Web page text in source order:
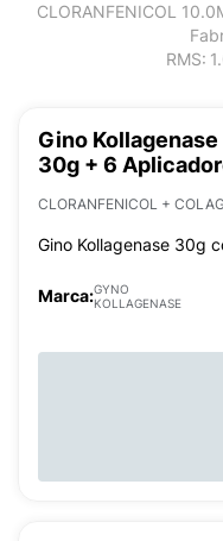
CLORANFENICOL
RMS:
Gino
30g + 6
CLORANFENICOL +
Gino Kollagenase 30g
Marca:GYNO
KOLLAGENASE